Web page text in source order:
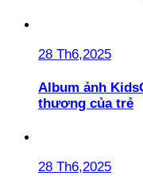
28 Th6,2025
Album ảnh
thương của trẻ
28 Th6,2025